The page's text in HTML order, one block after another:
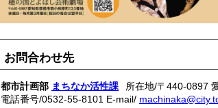
お問合わせ先
都市計画部 まちなか活性課 所在地/〒440-0897
電話番号/0532-55-8101 E-mail/